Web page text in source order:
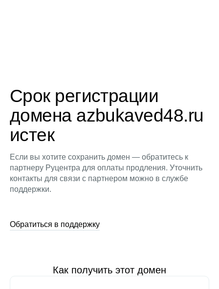
Срок регистрации
домена azbukaved48.ru
истек
Если вы хотите сохранить домен — обратитесь к
партнеру Руцентра для оплаты продления. Уточнить
контакты для связи с партнером можно в службе
поддержки.
Обратиться в поддержку
Как получить этот домен